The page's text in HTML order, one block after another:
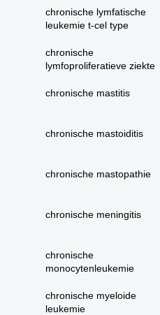
chronische lymfatische
leukemie t-cel type
chronische
lymfoproliferatieve ziekte
chronische mastitis
chronische mastoiditis
chronische mastopathie
chronische meningitis
chronische
monocytenleukemie
chronische myeloide
leukemie